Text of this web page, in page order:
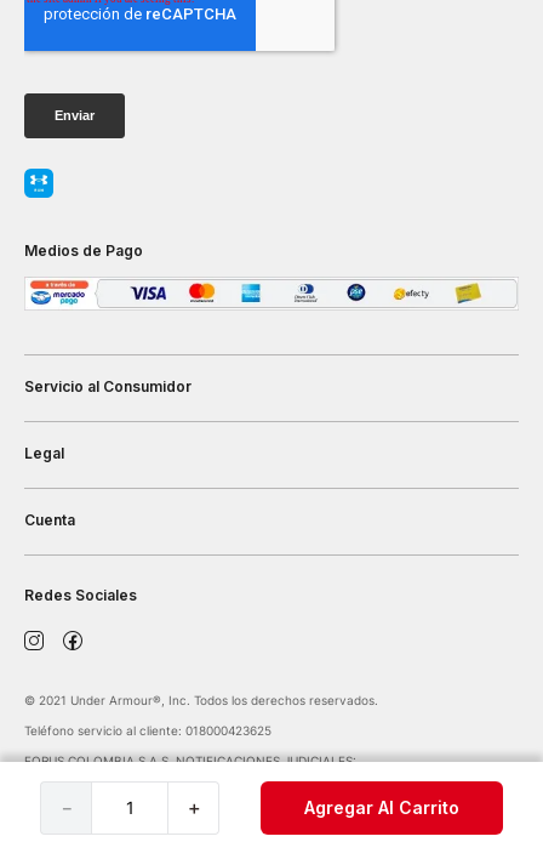
＋
－ Agregar Al Carrito
Medios de Pago
Servicio al Consumidor
Legal
Cuenta
Redes Sociales
©️ 2021 Under Armour®️, Inc. Todos los derechos reservados.
Teléfono servicio al cliente: 018000423625
FORUS COLOMBIA S.A.S. NOTIFICACIONES JUDICIALES:
notificaciones@forus.com.co
| Av. Carrera 45 Nº 108-27 BOGOTÁ COLOMBIA